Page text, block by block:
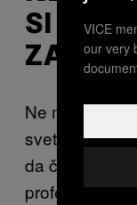
SI
ZA
Ne moraš se
svetu –
da čuješ
VICE
our very